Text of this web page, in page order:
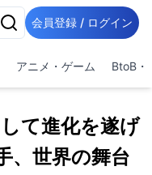
会員登録 / ログイン
アニメ・ゲーム BtoB・
て進化を遂げ
、世界の舞台